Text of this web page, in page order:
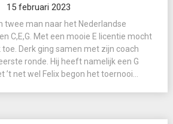
15 februari 2023
twee man naar het Nederlandse
C,E,G. Met een mooie E licentie mocht
toe. Derk ging samen met zijn coach
ronde. Hij heeft namelijk een G
’t net wel Felix begon het toernooi...